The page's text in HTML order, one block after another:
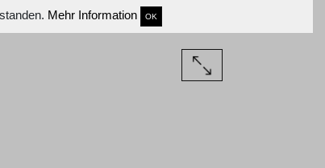
Mehr Information OK